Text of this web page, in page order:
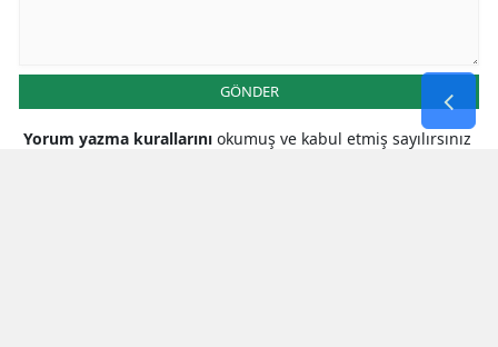
GÖNDER
Yorum yazma kurallarını okumuş ve kabul etmiş sayılırsınız